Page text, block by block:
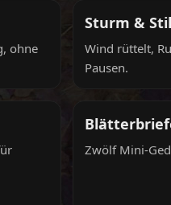
ohne
Sturm &
Wind rüttelt,
Pausen.
Zwölf Mini-